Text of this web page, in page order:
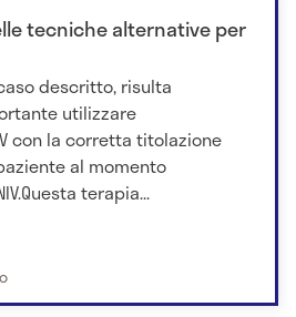
tecniche alternative per
descritto, risulta
utilizzare
con la corretta titolazione
al momento
terapia...